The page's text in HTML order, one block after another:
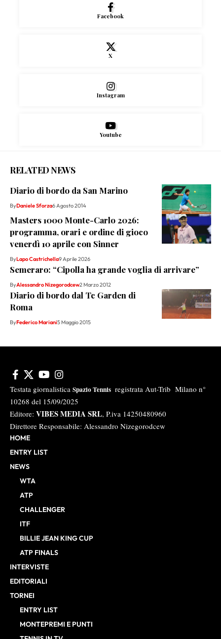
Facebook
X
Instagram
Youtube
RELATED NEWS
Diario di bordo da San Marino
ByDaniele Sforza6 Agosto 2014
Masters 1000 Monte-Carlo 2026:
programma, orari e ordine di gioco
venerdì 10 aprile con Sinner
ByLapo Castrichella9 Aprile 2026
Semeraro: “Cipolla ha grande voglia di arrivare”
ByAlessandro Nizegorodcew2 Marzo 2012
Diario di bordo dal Tc Garden di
Roma
ByFederico Mariani5 Maggio 2015
Testata giornalistica Spazio Tennis registrata Aut-Trib Milano n°
10268 del 15/09/2025
Editore: VIBES MEDIA SRL, P.iva 14250480960
Direttore Responsabile: Alessandro Nizegorodcew
HOME
ENTRY LIST
NEWS
WTA
ATP
CHALLENGER
ITF
BILLIE JEAN KING CUP
ATP FINALS
INTERVISTE
EDITORIALI
TORNEI
ENTRY LIST
MONTEPREMI E PUNTI